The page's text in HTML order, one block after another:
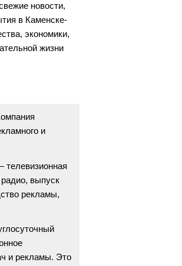
новости,
в Каменске-
экономики,
жизни
и
телевизионная
выпуск
рекламы,
и рекламы. Это